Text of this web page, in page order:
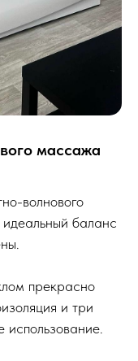
массажа
волнового
баланс
прекрасно
и три